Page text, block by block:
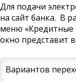
Для подачи
на сайт банка. В
меню «Кредитные
окно представит
Вариантов